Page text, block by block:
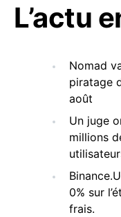
L’actu
Nomad
piratage
août
Un juge
millions
0% sur
frais.